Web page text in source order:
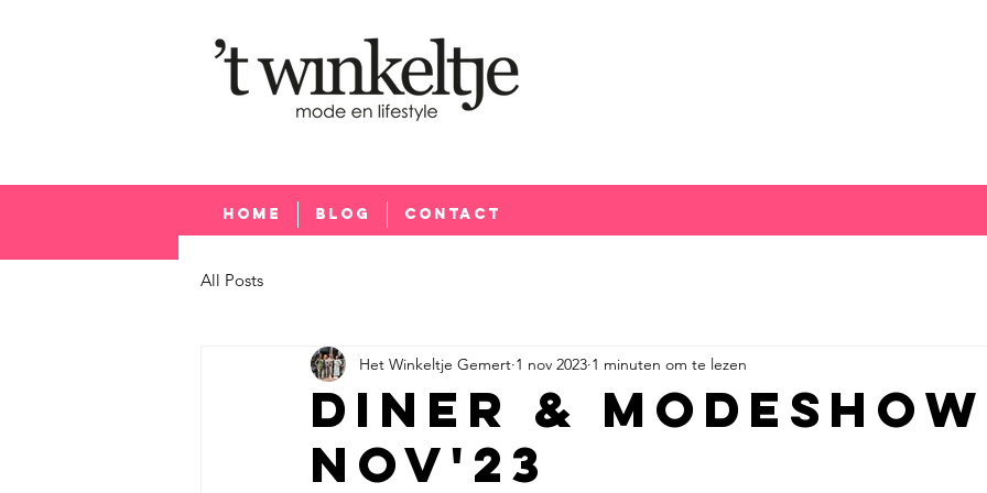
Home Blog Contact
Home Blog Contact
All Posts
Diner &
nov'23
Het Winkeltje Gemert 1 nov 2023 1 minuten om te lezen